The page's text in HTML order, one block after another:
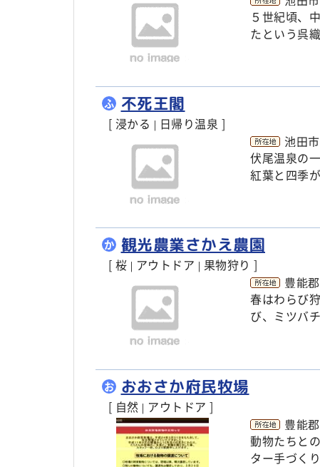
５世紀頃、
たという呉
ふ 不死王閣
[ 浸かる
日帰り温泉 ]
池田
伏尾温泉の
紅葉と四季
か 観光農業さかえ農園
[ 桜 アウトドア
果物狩り ]
豊能
春はわらび
び、ミツバ
お おおさか府民牧場
[ 自然 | アウトドア ]
豊能
動物たちと
ター手づく